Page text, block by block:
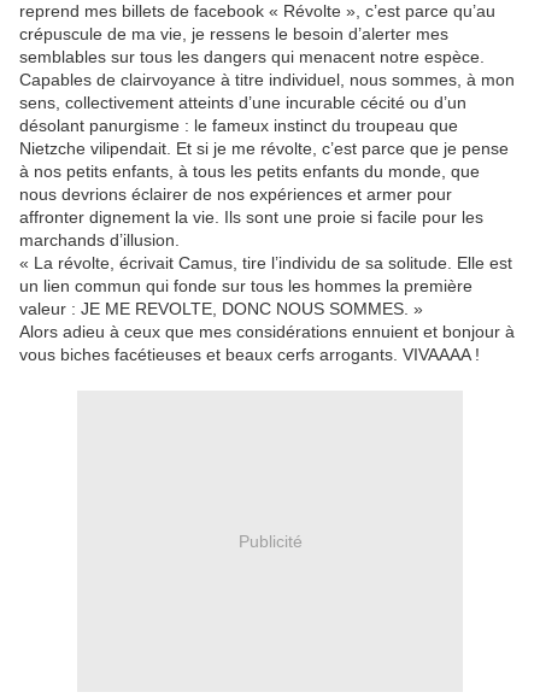
reprend mes billets de facebook « Révolte », c’est parce qu’au
crépuscule de ma vie, je ressens le besoin d’alerter mes
semblables sur tous les dangers qui menacent notre espèce.
Capables de clairvoyance à titre individuel, nous sommes, à mon
sens, collectivement atteints d’une incurable cécité ou d’un
désolant panurgisme : le fameux instinct du troupeau que
Nietzche vilipendait. Et si je me révolte, c’est parce que je pense
à nos petits enfants, à tous les petits enfants du monde, que
nous devrions éclairer de nos expériences et armer pour
affronter dignement la vie. Ils sont une proie si facile pour les
marchands d’illusion.
« La révolte, écrivait Camus, tire l’individu de sa solitude. Elle est
un lien commun qui fonde sur tous les hommes la première
valeur : JE ME REVOLTE, DONC NOUS SOMMES. »
Alors adieu à ceux que mes considérations ennuient et bonjour à
vous biches facétieuses et beaux cerfs arrogants. VIVAAAA !
Publicité